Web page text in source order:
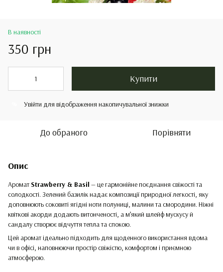
В наявності
350 грн
Купити
Увійти для відображення накопичувальної знижки
До обраного Порівняти
Опис
АроматStrawberry & Basil — це гармонійне поєднання свіжості та
солодкості. Зелений базилік надає композиції природної легкості, яку
доповнюють соковиті ягідні ноти полуниці, малини та смородини. Ніжні
квіткові акорди додають витонченості, а м’який шлейф мускусу й
сандалу створює відчуття тепла та спокою.
Цей аромат ідеально підходить для щоденного використання вдома
чи в офісі, наповнюючи простір свіжістю, комфортом і приємною
атмосферою.